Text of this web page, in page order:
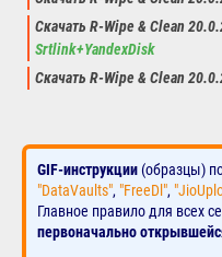
Скачать R-Wipe & Clean
Srtlink+YandexDisk
Скачать R-Wipe & Clean
GIF-инструкции (образцы)
"DataVaults", "FreeDl",
Главное правило для всех
первоначально